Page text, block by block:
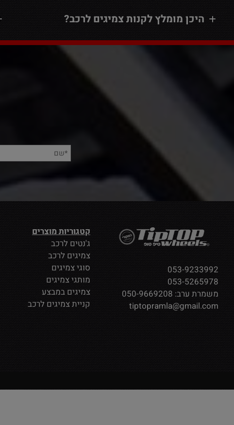
היכן מומלץ לקנות צמיגים לרכב?
053-9233992
053-5265978
משמרת ערב: 050-9669208
tiptopramla@gmail.com
קטגוריות מוצרים
ג'נטים לרכב
צמיגים לרכב
סוגי צמיגים
מותגי צמיגים
צמיגים במבצע
קניית צמיגים לרכב